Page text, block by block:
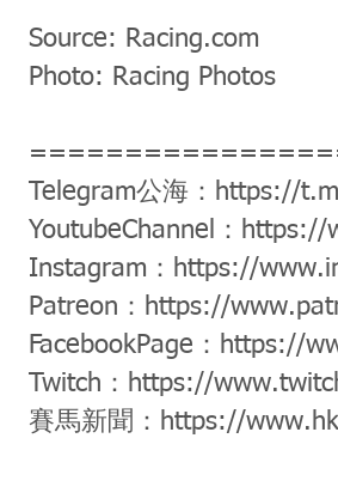
Source: Racing.com
Photo: Racing Photos
Telegram公海： https://
YoutubeChannel： https://
Instagram： https://
Patreon： https://
FacebookPage： https://
Twitch： https://
賽馬新聞： https://